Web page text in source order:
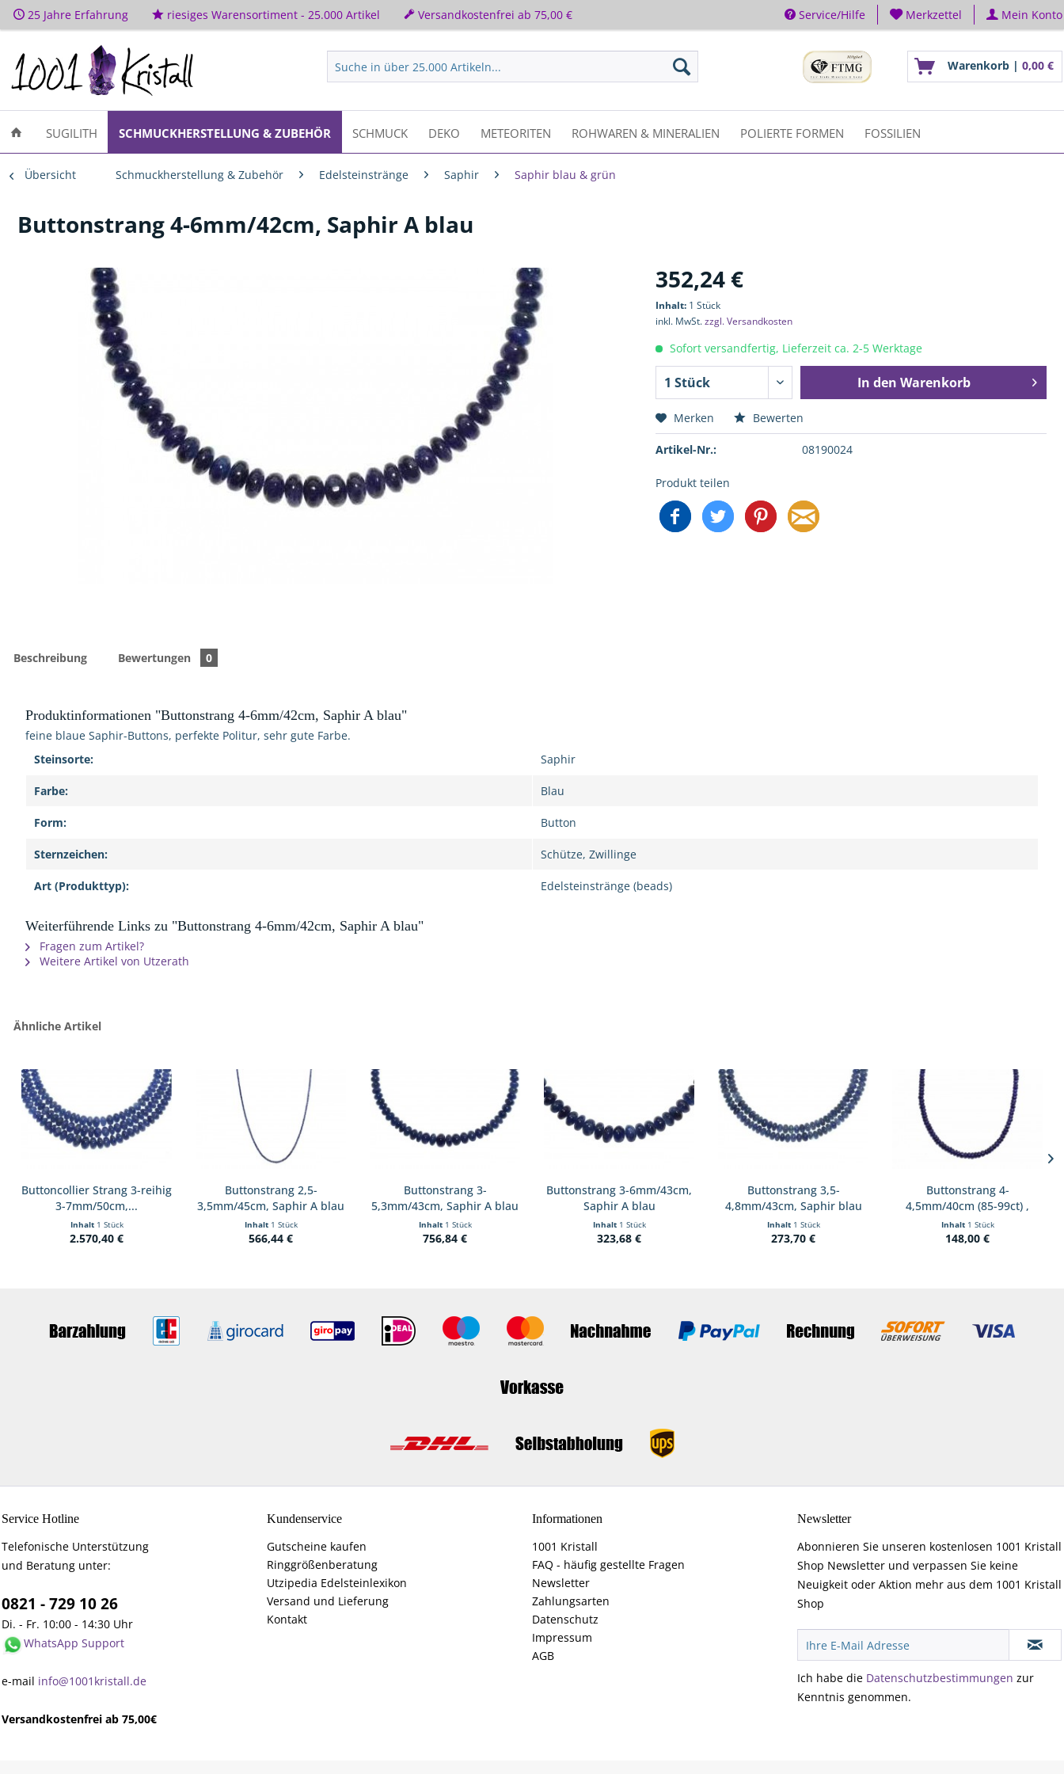
25 Jahre Erfahrung riesiges Warensortiment - 25.000 Artikel Versandkostenfrei ab 75,00 € Service/Hilfe Merkzettel Mein Konto
Warenkorb | 0,00 €
SUGILITH SCHMUCKHERSTELLUNG & ZUBEHÖR SCHMUCK DEKO METEORITEN ROHWAREN & MINERALIEN POLIERTE FORMEN FOSSILIEN
Übersicht Schmuckherstellung & Zubehör Edelsteinstränge Saphir Saphir blau & grün
Buttonstrang 4-6mm/42cm, Saphir A blau
352,24 €
Inhalt: 1 Stück
inkl. MwSt.zzgl. Versandkosten
Sofort versandfertig, Lieferzeit ca. 2-5 Werktage
In den Warenkorb
Merken Bewerten
Artikel-Nr.: 08190024
Produkt teilen
Beschreibung Bewertungen 0
Produktinformationen "Buttonstrang 4-6mm/42cm, Saphir A blau"
feine blaue Saphir-Buttons, perfekte Politur, sehr gute Farbe.
Steinsorte:
Saphir
Farbe: Blau
Form: Button
Sternzeichen: Schütze, Zwillinge
Art (Produkttyp): Edelsteinstränge (beads)
Weiterführende Links zu "Buttonstrang 4-6mm/42cm, Saphir A blau"
Fragen zum Artikel?
Weitere Artikel von Utzerath
Ähnliche Artikel
Buttoncollier Strang 3-reihig
3-7mm/50cm,...
Inhalt 1 Stück
2.570,40 €
Buttonstrang 2,5-
3,5mm/45cm, Saphir A blau
(Burma)
Inhalt 1 Stück
566,44 €
Buttonstrang 3-
5,3mm/43cm, Saphir A blau
(Burma)
Inhalt 1 Stück
756,84 €
Buttonstrang 3-6mm/43cm,
Saphir A blau
Inhalt 1 Stück
323,68 €
Buttonstrang 3,5-
4,8mm/43cm, Saphir blau
Inhalt 1 Stück
273,70 €
Buttonstrang 4-
4,5mm/40cm (85-99ct) ,
Saphir...
Inhalt 1 Stück
148,00 €
Service Hotline
Telefonische Unterstützung
und Beratung unter:
0821 - 729 10 26
Di. - Fr. 10:00 - 14:30 Uhr
WhatsApp Support
e-mail info@1001kristall.de
Versandkostenfrei ab 75,00€
Kundenservice
Gutscheine kaufen
Ringgrößenberatung
Utzipedia Edelsteinlexikon
Versand und Lieferung
Kontakt
Informationen
1001 Kristall
FAQ - häufig gestellte Fragen
Newsletter
Zahlungsarten
Datenschutz
Impressum
AGB
Newsletter
Abonnieren Sie unseren kostenlosen 1001 Kristall
Shop Newsletter und verpassen Sie keine
Neuigkeit oder Aktion mehr aus dem 1001 Kristall
Shop
Ich habe die Datenschutzbestimmungen zur
Kenntnis genommen.